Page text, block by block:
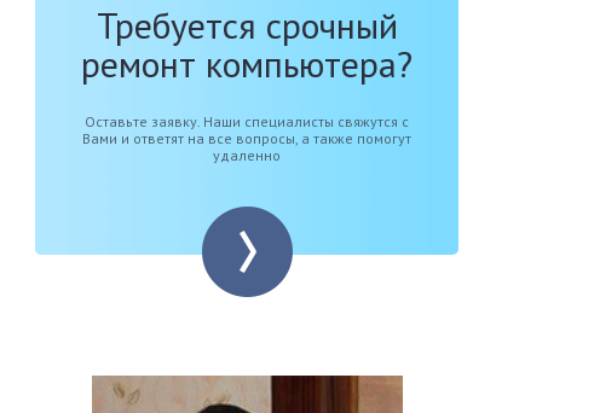
Требуется срочный
ремонт компьютера?
Оставьте заявку. Наши специалисты свяжутся с
Вами и ответят на все вопросы, а также помогут
удаленно